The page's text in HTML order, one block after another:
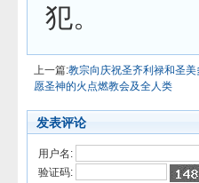
犯。
上一篇:教宗向庆祝圣齐利禄和圣
愿圣神的火点燃教会及全人类
发表评论
用户名:
验证码: